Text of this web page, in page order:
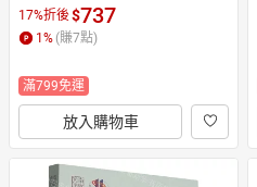
(精)/法律人進階譯叢丨天龍圖
書簡體字專賣店丨9787301369
869 (tl2610)
17%折後$737
1 % (賺7點)
滿799免運
放入購物車